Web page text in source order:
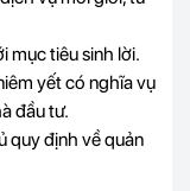
mục tiêu sinh lời.
yết có nghĩa vụ
đầu tư.
quy định về quản